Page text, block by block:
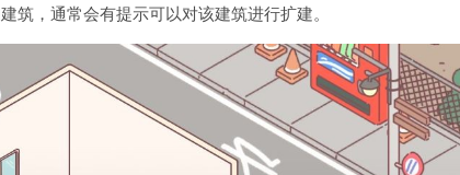
筑，通常会有提示可以对该建筑进行扩建。